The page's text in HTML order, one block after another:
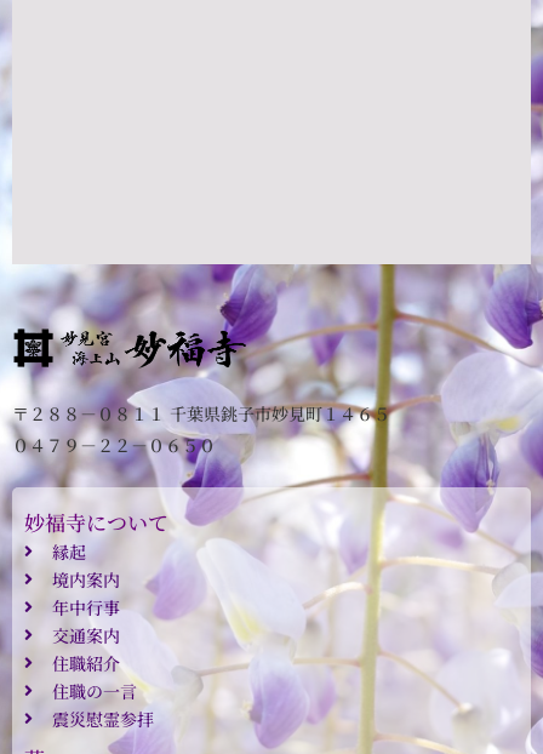
〒２８８－０８１１ 千葉県銚子市妙見町１４６５
０４７９－２２－０６５０
妙福寺について
縁起
境内案内
年中行事
交通案内
住職紹介
住職の一言
震災慰霊参拝